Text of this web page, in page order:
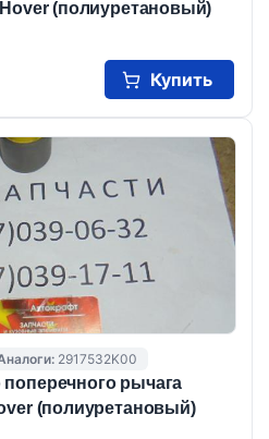
(полиуретановый)
Купить
2917532K00
рычага
(полиуретановый)